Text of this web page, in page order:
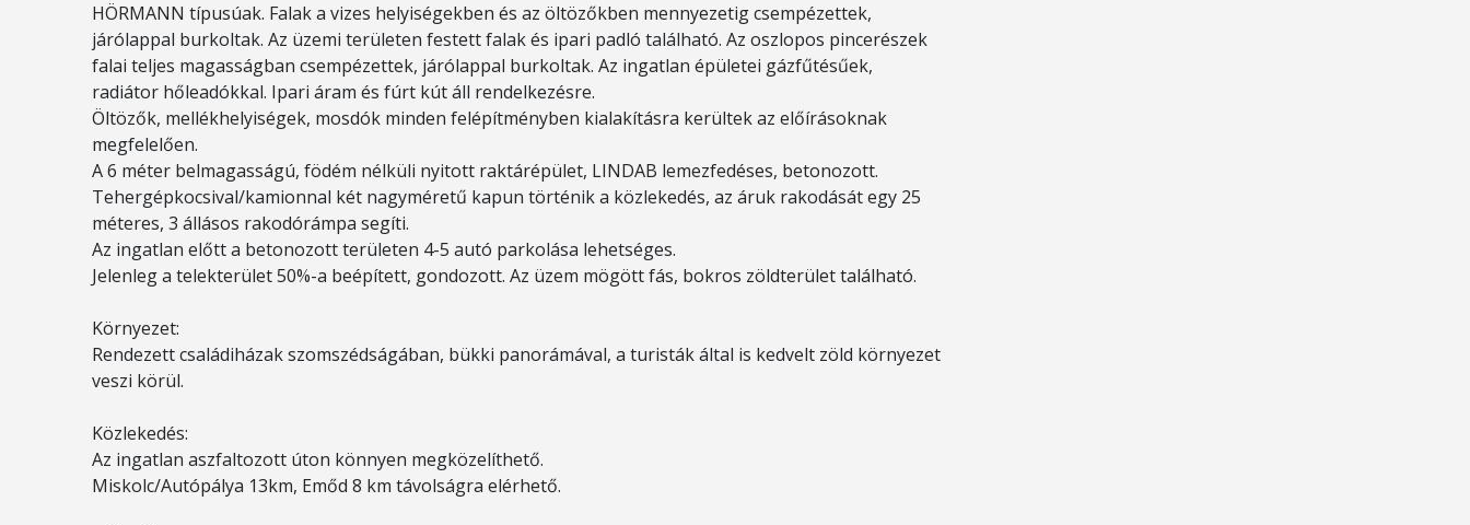
HÖRMANN típusúak. Falak a vizes helyiségekben és az öltözőkben mennyezetig csempézettek,
járólappal burkoltak. Az üzemi területen festett falak és ipari padló található. Az oszlopos pincerészek
falai teljes magasságban csempézettek, járólappal burkoltak. Az ingatlan épületei gázfűtésűek,
radiátor hőleadókkal. Ipari áram és fúrt kút áll rendelkezésre.
Öltözők, mellékhelyiségek, mosdók minden felépítményben kialakításra kerültek az előírásoknak
megfelelően.
A 6 méter belmagasságú, födém nélküli nyitott raktárépület, LINDAB lemezfedéses, betonozott.
Tehergépkocsival/kamionnal két nagyméretű kapun történik a közlekedés, az áruk rakodását egy 25
méteres, 3 állásos rakodórámpa segíti.
Az ingatlan előtt a betonozott területen 4-5 autó parkolása lehetséges.
Jelenleg a telekterület 50%-a beépített, gondozott. Az üzem mögött fás, bokros zöldterület található.
Környezet:
Rendezett családiházak szomszédságában, bükki panorámával, a turisták által is kedvelt zöld környezet
veszi körül.
Közlekedés:
Az ingatlan aszfaltozott úton könnyen megközelíthető.
Miskolc/Autópálya 13km, Emőd 8 km távolságra elérhető.